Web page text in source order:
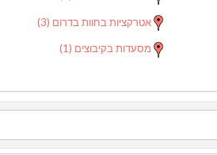
אטרקציות בחוות בדרום (3)
מסעדות בקיבוצים (1)